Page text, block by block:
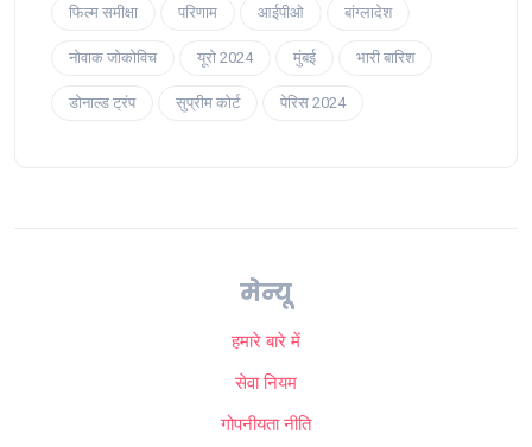
फिल्म समीक्षा परिणाम आईपीओ बांग्लादेश
नोवाक जोकोविच यूरो 2024 मुंबई भारी बारिश
डोनाल्ड ट्रंप सुप्रीम कोर्ट पेरिस 2024
मेन्यू
हमारे बारे में
सेवा नियम
गोपनीयता नीति